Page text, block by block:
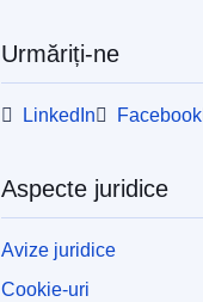
Urmăriți-ne
LinkedIn Facebook
Aspecte juridice
Avize juridice
Cookie-uri